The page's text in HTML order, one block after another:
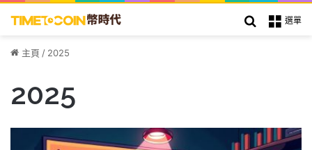
選單
搜索
主頁 / 2025
2025